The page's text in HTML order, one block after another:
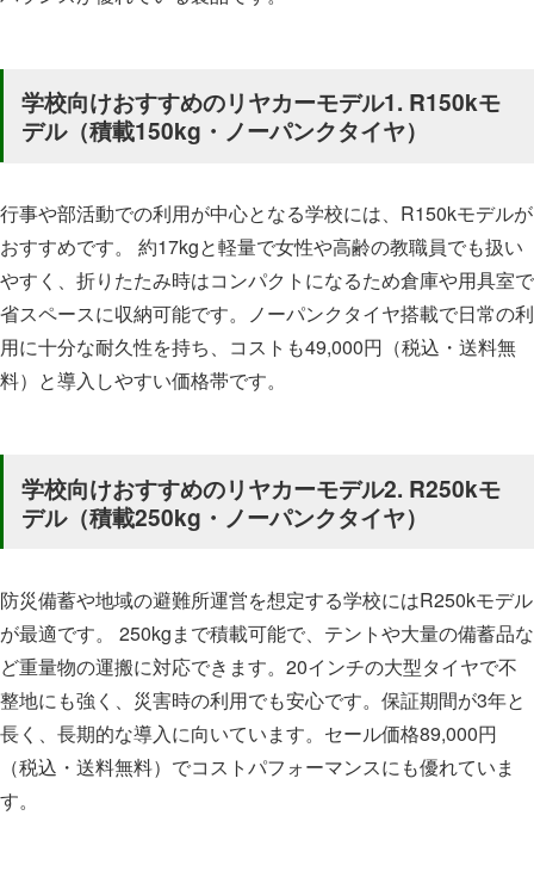
学校向けおすすめのリヤカーモデル1. R150kモ
デル（積載150kg・ノーパンクタイヤ）
行事や部活動での利用が中心となる学校には、R150kモデルが
おすすめです。 約17kgと軽量で女性や高齢の教職員でも扱い
やすく、折りたたみ時はコンパクトになるため倉庫や用具室で
省スペースに収納可能です。ノーパンクタイヤ搭載で日常の利
用に十分な耐久性を持ち、コストも49,000円（税込・送料無
料）と導入しやすい価格帯です。
学校向けおすすめのリヤカーモデル2. R250kモ
デル（積載250kg・ノーパンクタイヤ）
防災備蓄や地域の避難所運営を想定する学校にはR250kモデル
が最適です。 250kgまで積載可能で、テントや大量の備蓄品な
ど重量物の運搬に対応できます。20インチの大型タイヤで不
整地にも強く、災害時の利用でも安心です。保証期間が3年と
長く、長期的な導入に向いています。セール価格89,000円
（税込・送料無料）でコストパフォーマンスにも優れていま
す。